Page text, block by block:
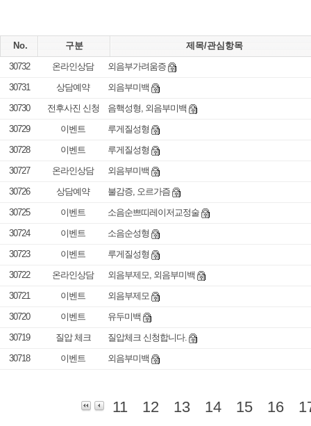
No. 구분
제목/관심항목
30732
온라인상담
외음부가려움증
30731
상담예약
외음부미백
30730
전후사진 신청
음핵성형, 외음부미백
30729
이벤트
루게질성형
30728
이벤트
루게질성형
30727
온라인상담
외음부미백
30726
상담예약
불감증, 오르가즘
30725
이벤트
소음순쁘띠레이저교정술
30724
이벤트
소음순성형
30723
이벤트
루게질성형
30722
온라인상담
외음부제모, 외음부미백
30721
이벤트
외음부제모
30720
이벤트
유두미백
30719
질압 체크
질압체크 신청합니다.
30718
이벤트 외음부미백
11 12 13 14 15 16